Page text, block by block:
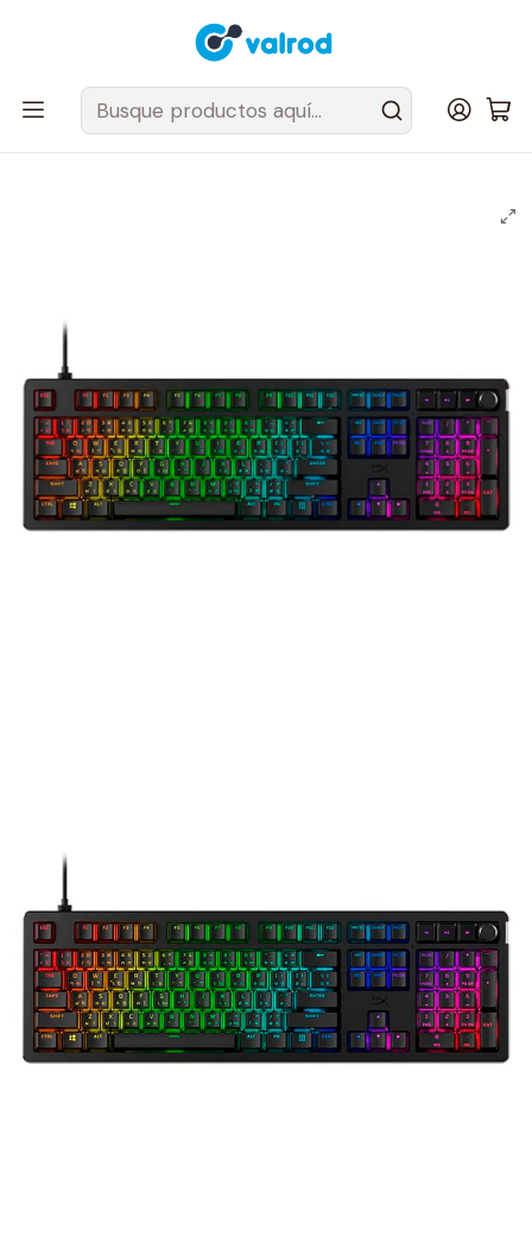
Despacho Gratis en tus sillas Cougar en el Gran Santiago
Inicio Periféricos y accesorios
Teclados
Teclado Mecánico Gaming Hyperx Alloy RISE Switch Red Lineal
Usb-c LATAM